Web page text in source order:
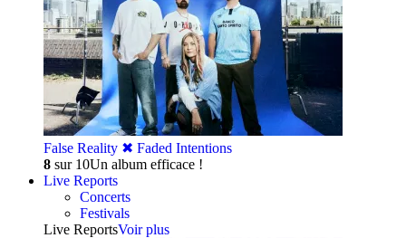
False Reality ✖︎ Faded Intentions
8 sur 10Un album efficace !
Live Reports
Concerts
Festivals
Live ReportsVoir plus